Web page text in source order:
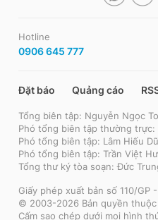
Hotline
0906 645 777
Đặt báo Quảng cáo
Tổng biên tập: Nguyễn Ngọc
Phó tổng biên tập thường trực:
Phó tổng biên tập: Lâm Hiếu
Phó tổng biên tập: Trần Việt
Tổng thư ký tòa soạn: Đức
Giấy phép xuất bản số 110/GP
© 2003-2026 Bản quyền thuộc
Cấm sao chép dưới mọi hình